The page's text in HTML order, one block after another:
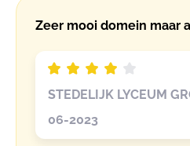
Zeer mooi domein maar
STEDELIJK LYCEUM
06-2023